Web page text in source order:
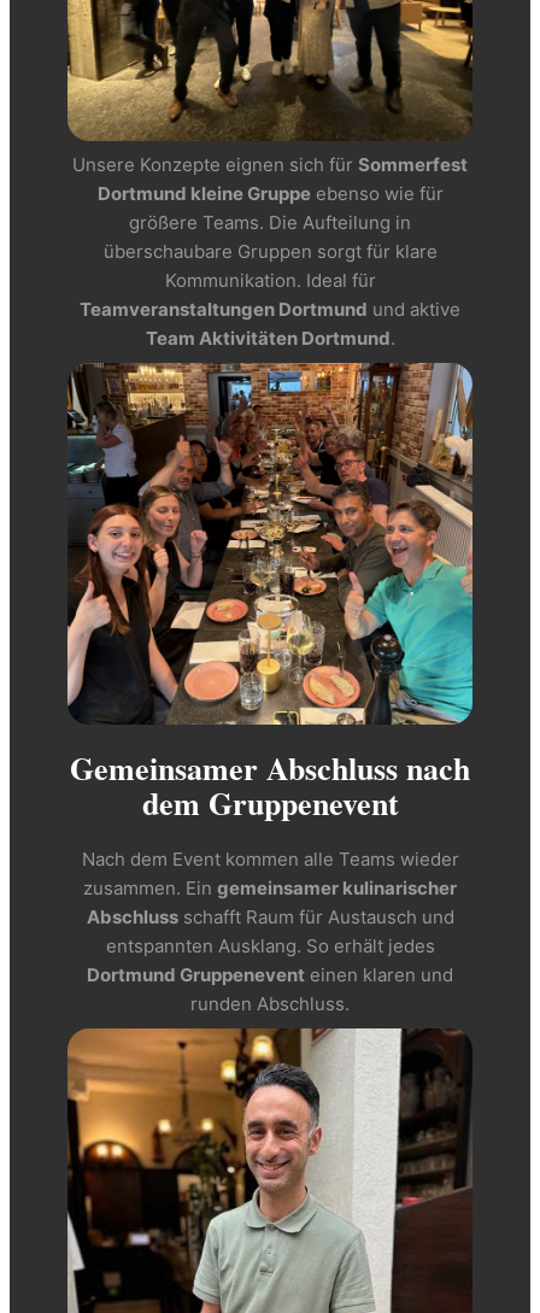
Unsere Konzepte eignen sich für Sommerfest
Dortmund kleine Gruppeebenso wie für
größere Teams. Die Aufteilung in
überschaubare Gruppen sorgt für klare
Kommunikation. Ideal für
Teamveranstaltungen Dortmund und aktive
Team Aktivitäten Dortmund.
Gemeinsamer Abschluss nach
dem Gruppenevent
Nach dem Event kommen alle Teams wieder
zusammen. Ein gemeinsamer kulinarischer
Abschlussschafft Raum für Austausch und
entspannten Ausklang. So erhält jedes
Dortmund Gruppenevent einen klaren und
runden Abschluss.